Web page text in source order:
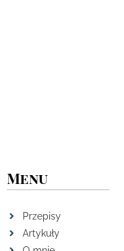
Menu
Przepisy
Artykuły